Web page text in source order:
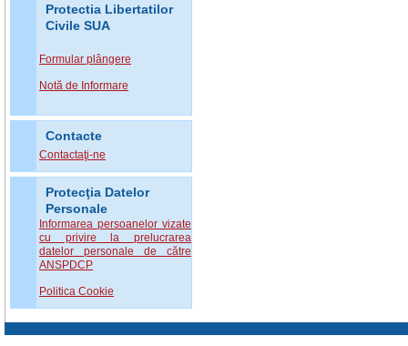
Protectia Libertatilor
Civile SUA
Formular plângere
Notă de Informare
Contacte
Contactaţi-ne
Protecţia Datelor
Personale
Informarea persoanelor vizate
cu privire la prelucrarea
datelor personale de către
ANSPDCP
Politica Cookie